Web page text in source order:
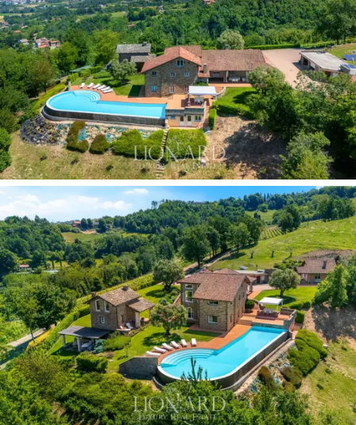
de bains commune, ainsi que des espaces communs
d’une grande ampleur. Ladépendance historique, au
charme indéniable grâce à la mise en valeur de
matériaux tels que lapierre locale pour le toitet le
terre cuite d’originepréservée au rez-de-chaussée,
abrite un salon avec cuisine et une chambre double
avec salle de bains à l’étage supérieur, se présentant
comme un refuge offrant une autonomie et une
intimité totales.
Ladeuxième dépendance– de construction récente
et aux proportions plus généreuses – a elle aussi été
édifiée avec desmatériaux locaux, dans le respect de
l'architecture historique environnante. Les intérieurs se
composent d'un vaste salon-cuisine ouvert sur
l'extérieur, d'unespace fitness, d'une chambre double
avec salle de bains et dressing au rez-de-chaussée et
d'une deuxième chambre double avec salle de bains à
l'étage.